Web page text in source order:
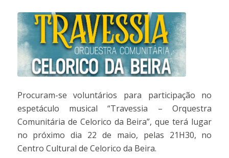
Procuram-se voluntários para participação no
espetáculo musical “Travessia – Orquestra
Comunitária de Celorico da Beira”, que terá lugar
no próximo dia 22 de maio, pelas 21H30, no
Centro Cultural de Celorico da Beira.